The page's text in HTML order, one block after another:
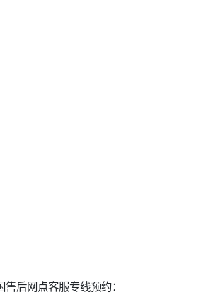
后网点客服专线预约：